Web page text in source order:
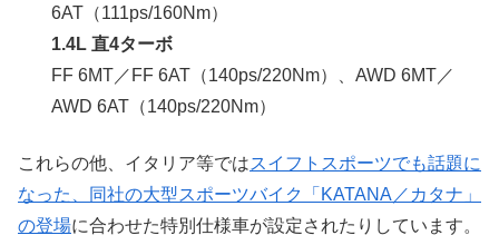
6AT（111ps/160Nm）
1.4L 直4ターボ
FF 6MT／FF 6AT（140ps/220Nm）、AWD 6MT／
AWD 6AT（140ps/220Nm）
これらの他、イタリア等ではスイフトスポーツでも話題に
なった、同社の大型スポーツバイク「KATANA／カタナ」
の登場に合わせた特別仕様車が設定されたりしています。